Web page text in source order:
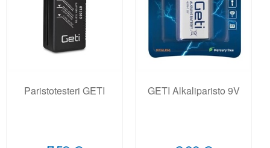
Paristotesteri GETI GETI Alkaliparisto 9V